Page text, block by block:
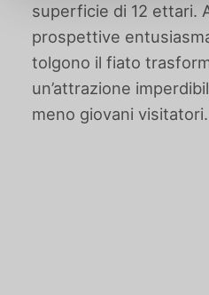
superficie di 12 ettari.
prospettive
tolgono il fiato
un’attrazione
meno giovani visitatori.